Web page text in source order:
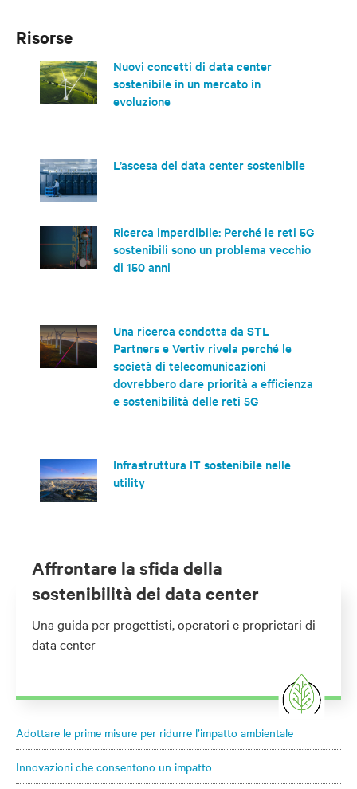
Risorse
Nuovi concetti di data center
sostenibile in un mercato in
evoluzione
L’ascesa del data center sostenibile
Ricerca imperdibile: Perché le reti 5G
sostenibili sono un problema vecchio
di 150 anni
Una ricerca condotta da STL
Partners e Vertiv rivela perché le
società di telecomunicazioni
dovrebbero dare priorità a efficienza
e sostenibilità delle reti 5G
Infrastruttura IT sostenibile nelle
utility
Affrontare la sfida della
sostenibilità dei data center
Una guida per progettisti, operatori e proprietari di
data center
Adottare le prime misure per ridurre l’impatto ambientale
Innovazioni che consentono un impatto